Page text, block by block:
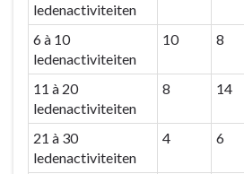
ledenactiviteiten
6 à 10
ledenactiviteiten
10 8
11 à 20
ledenactiviteiten
8 14
21 à 30
ledenactiviteiten
4 6